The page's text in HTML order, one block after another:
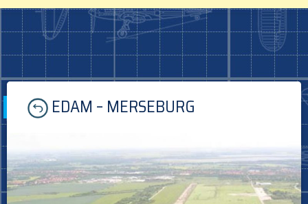
Skip
content
EDAM – MERSEBURG